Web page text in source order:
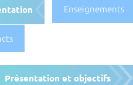
Enseignements
Présentation et objectifs